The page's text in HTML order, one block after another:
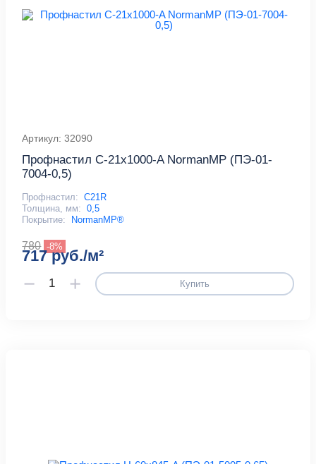
Артикул: 32090
Профнастил С-21x1000-A NormanMP (ПЭ-01-
7004-0,5)
Профнастил: С21R
Толщина, мм: 0,5
Покрытие:
NormanMP®
780 -8%
717 руб./м²
Купить